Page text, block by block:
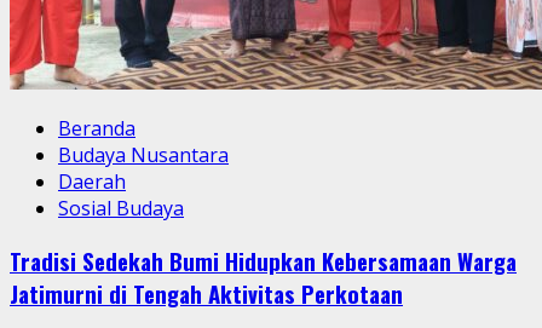
Beranda
Budaya Nusantara
Daerah
Sosial Budaya
Tradisi Sedekah Bumi Hidupkan Kebersamaan Warga
Jatimurni di Tengah Aktivitas Perkotaan